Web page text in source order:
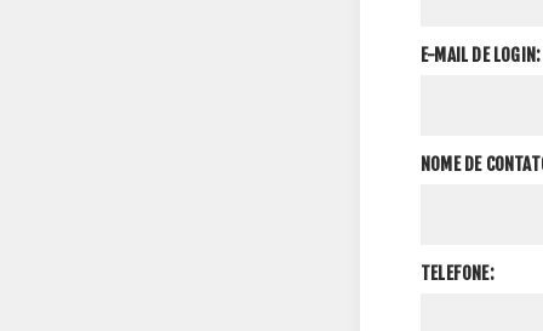
E-MAIL DE LOGIN:
NOME DE
TELEFONE: